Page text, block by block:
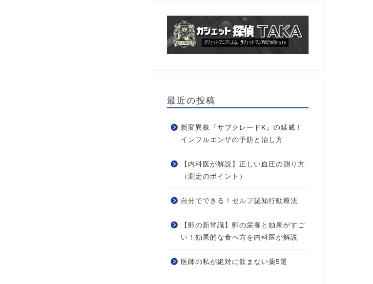
最近の投稿
新変異株『サブクレードK』の猛威！
インフルエンザの予防と治し方
【内科医が解説】正しい血圧の測り方
（測定のポイント）
自分でできる！セルフ認知行動療法
【卵の新常識】卵の栄養と効果がすご
い！効果的な食べ方を内科医が解説
医師の私が絶対に飲まない薬5選